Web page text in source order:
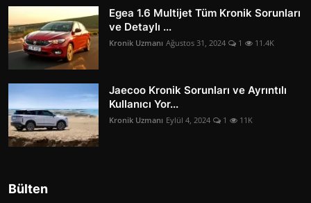
Egea 1.6 Multijet Tüm Kronik Sorunları
ve Detaylı ...
Kronik Uzmanı Ağustos 31, 2024 1 11.4K
Jaecoo Kronik Sorunları ve Ayrıntılı
Kullanıcı Yor...
Kronik Uzmanı Eylül 4, 2024 1 11K
Bülten